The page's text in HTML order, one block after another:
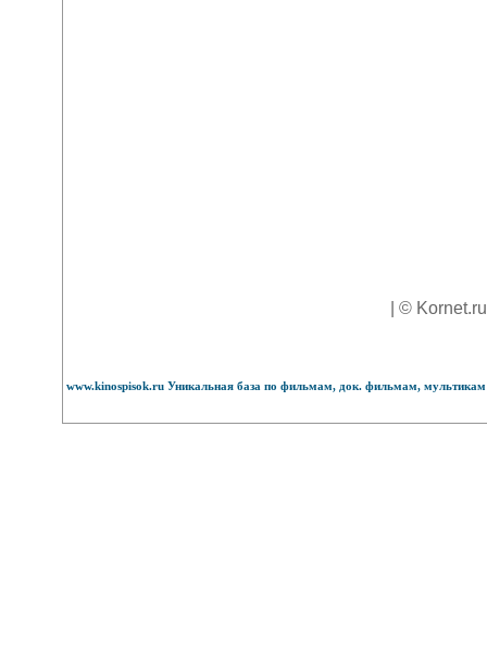
| ©
www.kinospisok.ru Уникальная база по фильмам, док. фильмам,